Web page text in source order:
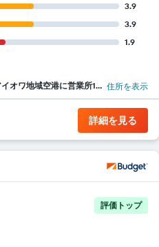
3.9
3.9
1.9
バーリントン サウスイースト・アイオワ地域空港に営業所1ヵ所 住所を表示
詳細を見る
評価トップ